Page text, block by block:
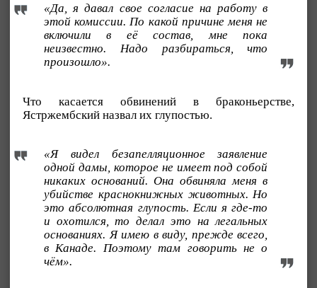
«Да, я давал свое согласие на работу в
этой комиссии. По какой причине меня не
включили в её состав, мне пока
неизвестно. Надо разбираться, что
произошло».
Что касается обвинений в браконьерстве,
Ястржембский назвал их глупостью.
«Я видел безапелляционное заявление
одной дамы, которое не имеет под собой
никаких оснований. Она обвиняла меня в
убийстве краснокнижных животных. Но
это абсолютная глупость. Если я где-то
и охотился, то делал это на легальных
основаниях. Я имею в виду, прежде всего,
в Канаде. Поэтому там говорить не о
чём».